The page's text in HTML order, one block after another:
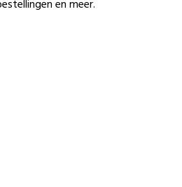
en meer.